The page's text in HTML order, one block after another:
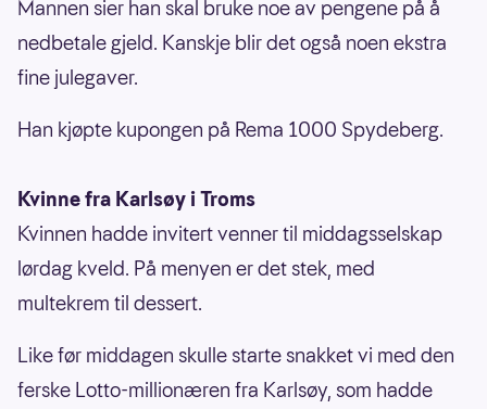
Mannen sier han skal bruke noe av pengene på å
nedbetale gjeld. Kanskje blir det også noen ekstra
fine julegaver.
Han kjøpte kupongen på Rema 1000 Spydeberg.
Kvinne fra Karlsøy i Troms
Kvinnen hadde invitert venner til middagsselskap
lørdag kveld. På menyen er det stek, med
multekrem til dessert.
Like før middagen skulle starte snakket vi med den
ferske Lotto-millionæren fra Karlsøy, som hadde